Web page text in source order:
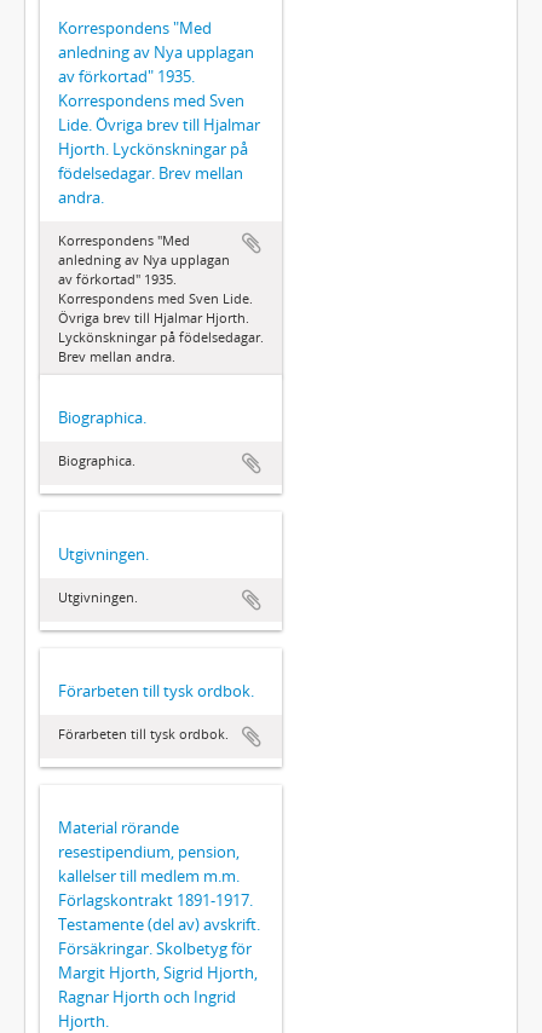
Korrespondens "Med
anledning av Nya upplagan
av förkortad" 1935.
Korrespondens med Sven
Lide. Övriga brev till Hjalmar
Hjorth. Lyckönskningar på
födelsedagar. Brev mellan
andra.
Korrespondens "Med
anledning av Nya upplagan
av förkortad" 1935.
Korrespondens med Sven Lide.
Övriga brev till Hjalmar Hjorth.
Lyckönskningar på födelsedagar.
Brev mellan andra.
Biographica.
Biographica.
Utgivningen.
Utgivningen.
Förarbeten till tysk ordbok.
Förarbeten till tysk ordbok.
Material rörande
resestipendium, pension,
kallelser till medlem m.m.
Förlagskontrakt 1891-1917.
Testamente (del av) avskrift.
Försäkringar. Skolbetyg för
Margit Hjorth, Sigrid Hjorth,
Ragnar Hjorth och Ingrid
Hjorth.